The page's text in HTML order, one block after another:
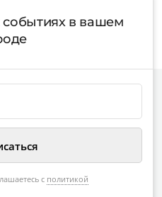
в вашем
с политикой